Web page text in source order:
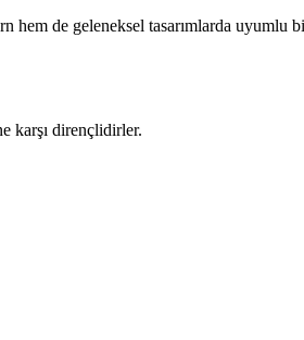
hem de geleneksel tasarımlarda uyumlu
karşı dirençlidirler.